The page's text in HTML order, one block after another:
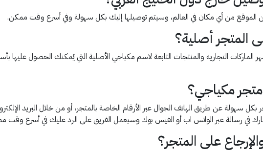
الموقع من أي مكان في العالم، وسيتم توصيلها إليك بكل سهولة وفي أسرع وقت ممكن.
المتجر أصلية؟
الماركات التجارية والمنتجات التابعة لاسم مكياجي الأصلية التي يُمكنك الحصول
مكياجي؟
سهولة عن طريق الهاتف الجوال عبر الأرقام الخاصة بالمتجر، أو من خلال البريد
في رسالة عبر الواتس اب أو الفيس بوك وسيعمل الفريق على الرد عليك في أسرع وقت
على المتجر؟